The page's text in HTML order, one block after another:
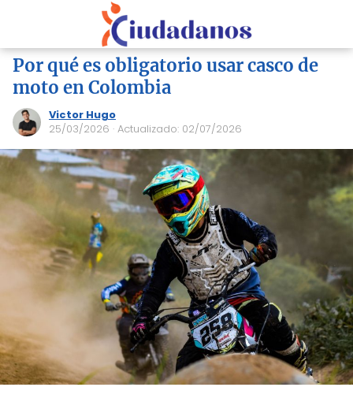
Por qué es obligatorio usar casco de
moto en Colombia
Victor Hugo
25/03/2026 · Actualizado: 02/07/2026